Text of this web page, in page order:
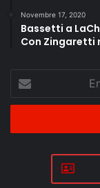
Novembre 17, 2020
Bassetti a
Con Zingaretti
your
Email